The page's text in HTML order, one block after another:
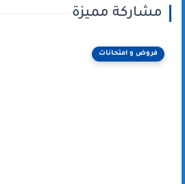
مشاركة مميزة
فروض و امتحانات